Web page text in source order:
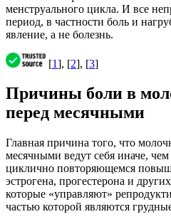
менструального цикла. И все
период, в частности боль и
явление, а не болезнь.
[1], [2], [3]
Причины боли в
перед месячными
Главная причина того, что
месячными ведут себя иначе,
циклично повторяющемся
эстрогена, прогестерона и
которые «управляют»
частью которой являются